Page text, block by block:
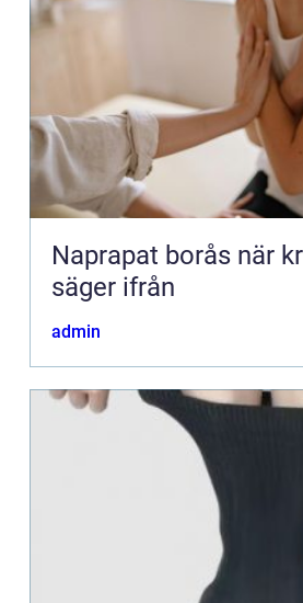
Naprapat borås när kroppen
säger ifrån
admin